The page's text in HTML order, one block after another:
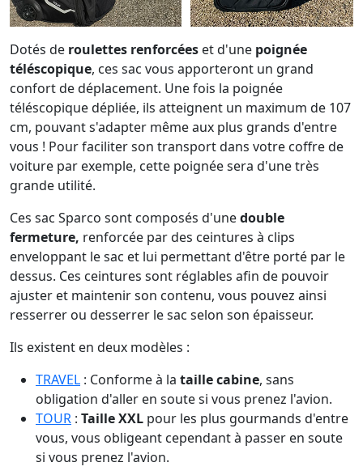
Dotés de roulettes renforcées et d'une poignée
téléscopique, ces sac vous apporteront un grand
confort de déplacement. Une fois la poignée
téléscopique dépliée, ils atteignent un maximum de 107
cm, pouvant s'adapter même aux plus grands d'entre
vous ! Pour faciliter son transport dans votre coffre de
voiture par exemple, cette poignée sera d'une très
grande utilité.
Ces sac Sparco sont composés d'unedouble
fermeture, renforcée par des ceintures à clips
enveloppant le sac et lui permettant d'être porté par le
dessus. Ces ceintures sont réglables afin de pouvoir
ajuster et maintenir son contenu, vous pouvez ainsi
resserrer ou desserrer le sac selon son épaisseur.
Ils existent en deux modèles :
TRAVEL : Conforme à la taille cabine, sans
obligation d'aller en soute si vous prenez l'avion.
TOUR : Taille XXL pour les plus gourmands d'entre
vous, vous obligeant cependant à passer en soute
si vous prenez l'avion.